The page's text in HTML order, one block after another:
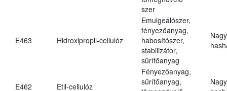
szer
E463 Hidroxipropil-cellulóz
Emulgeálószer,
fényezőanyag,
habosítószer,
stabilizátor,
sűrítőanyag
E462 Etil-cellulóz
Fényezőanyag,
sűrítőanyag,